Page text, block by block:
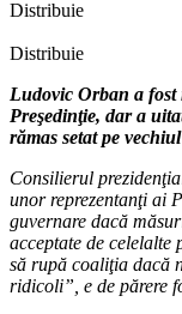
Distribuie
Distribuie
Ludovic Orban a
Preşedinţie, dar a
rămas setat pe
Consilierul
unor reprezentanţi ai
guvernare dacă
acceptate de
să rupă coaliţia dacă
ridicoli”, e de părere